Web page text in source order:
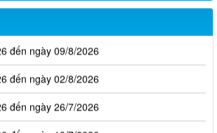
đến ngày 09/8/2026
đến ngày 02/8/2026
đến ngày 26/7/2026
đến ngày 18/7/2026